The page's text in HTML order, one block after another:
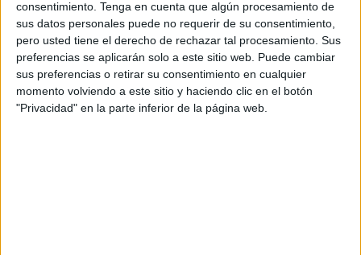
consentimiento. Tenga en cuenta que algún procesamiento de
sus datos personales puede no requerir de su consentimiento,
pero usted tiene el derecho de rechazar tal procesamiento. Sus
preferencias se aplicarán solo a este sitio web. Puede cambiar
sus preferencias o retirar su consentimiento en cualquier
momento volviendo a este sitio y haciendo clic en el botón
"Privacidad" en la parte inferior de la página web.
autoridades, pero nadie nos escucha. Es la tercera vez
que llegamos a las puertas de la administración, y siempre
nos ignoran. La prensa también intenta ayudarnos, pero
les impiden hablar de nuestra situación. Estamos reunidos
frente a la sede de la administración, esperando